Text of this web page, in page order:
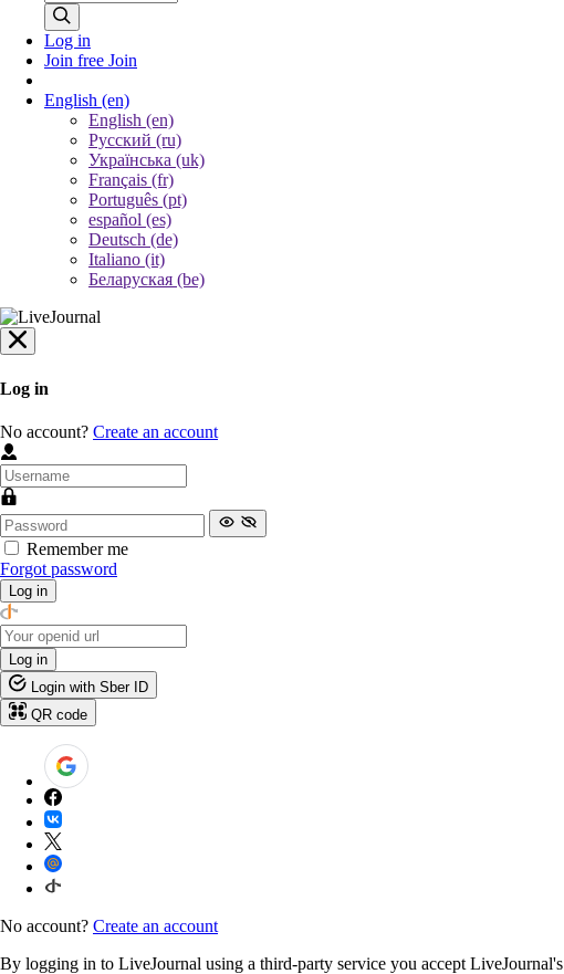
Log in
Join free Join
English (en)
English (en)
Русский (ru)
Українська (uk)
Français (fr)
Português (pt)
español (es)
Deutsch (de)
Italiano (it)
Беларуская (be)
Log in
No account? Create an account
Remember me
Forgot password
Log in
Log in
Login with Sber ID
QR code
No account? Create an account
By logging in to LiveJournal using a third-party service you accept LiveJournal's